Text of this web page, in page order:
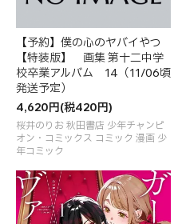
【予約】僕の心のヤバイやつ
【特装版】 画集 第十二中学
校卒業アルバム 14（11/06頃
発送予定）
4,620円(税420円)
桜井のりお 秋田書店 少年チャンピ
オン・コミックス コミック 漫画 少
年コミック